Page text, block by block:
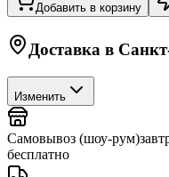
Добавить в корзину
Доставка в
Изменить
Самовывоз (шоу-рум)
бесплатно